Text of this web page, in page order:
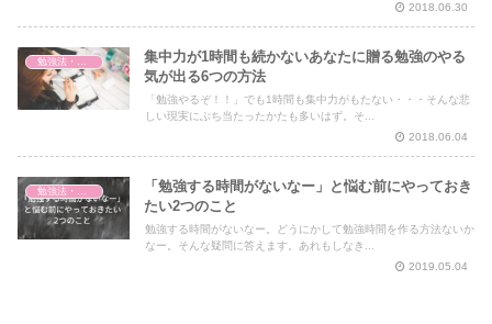
2018.06.30
集中力が1時間も続かないあなたに贈る勉強のやる
気が出る6つの方法
「勉強やるぞ！！」でも1時間も集中力がもたない・・・そんな悲
しい現実にぶち当たったかたも多いはず。そ...
2018.06.04
「勉強する時間がないなー」と悩む前にやっておき
たい2つのこと
勉強する時間がないなー。どうにかして勉強時間を作る方法ないか
なー。そんな疑問に答えます。あれもしなき...
2019.05.04